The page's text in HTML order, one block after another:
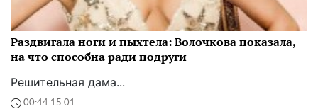
Раздвигала ноги и пыхтела: Волочкова показала,
на что способна ради подруги
Решительная дама...
00:44 15.01